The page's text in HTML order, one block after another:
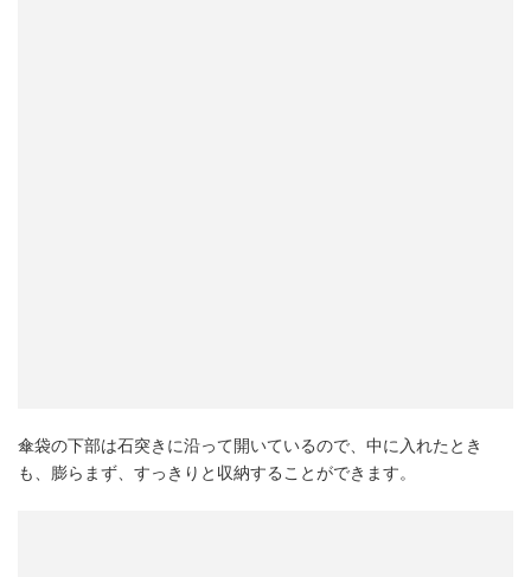
傘袋の下部は石突きに沿って開いているので、中に入れたとき
も、膨らまず、すっきりと収納することができます。